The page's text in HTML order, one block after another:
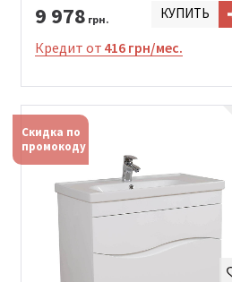
9 978 грн. КУПИТЬ
Кредит от 416 грн/мес.
Скидка по
промокоду